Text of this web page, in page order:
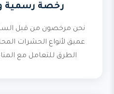
رخصة رسمية
نحن مرخصون من قبل
عميق لأنواع الحشرات
الطرق للتعامل مع